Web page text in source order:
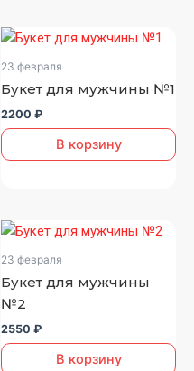
23 февраля
Букет для мужчины №1
2200 ₽
В корзину
23 февраля
Букет для мужчины
№2
2550 ₽
В корзину